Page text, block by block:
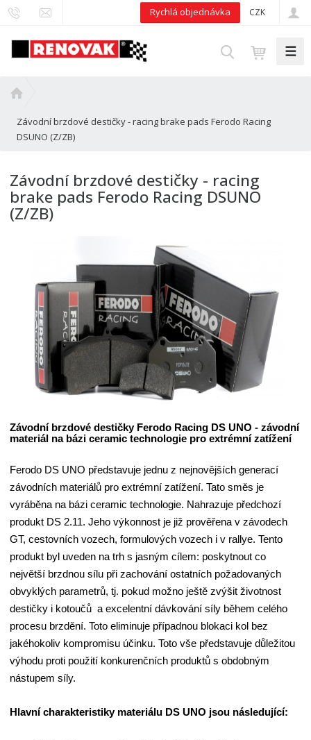
Rychlá objednávka CZK
e
t
☰
o
d
s
t
r
Závodní brzdové destičky - racing brake pads Ferodo Racing
DSUNO (Z/ZB)
Závodní brzdové destičky - racing
brake pads Ferodo Racing DSUNO
(Z/ZB)
Závodní brzdové destičky Ferodo Racing DS UNO - závodní
materiál na bázi ceramic technologie pro extrémní zatížení
Ferodo DS UNO představuje jednu z nejnovějších generací
závodních materiálů pro extrémní zatížení. Tato směs je
vyráběna na bázi ceramic technologie. Nahrazuje předchozí
produkt DS 2.11. Jeho výkonnost je již prověřena v závodech
GT, cestovních vozech, formulových vozech i v rallye. Tento
produkt byl uveden na trh s jasným cílem: poskytnout co
největší brzdnou sílu při zachování ostatních požadovaných
obvyklých parametrů, tj. pokud možno ještě zvýšit životnost
destičky i kotoučů a excelentní dávkování síly během celého
procesu brzdění. Toto eliminuje případnou blokaci kol bez
jakéhokoliv kompromisu účinku. Toto vše představuje důležitou
výhodu proti použití konkurenčních produktů s obdobným
nástupem síly.
Hlavní charakteristiky materiálu DS UNO jsou následující: